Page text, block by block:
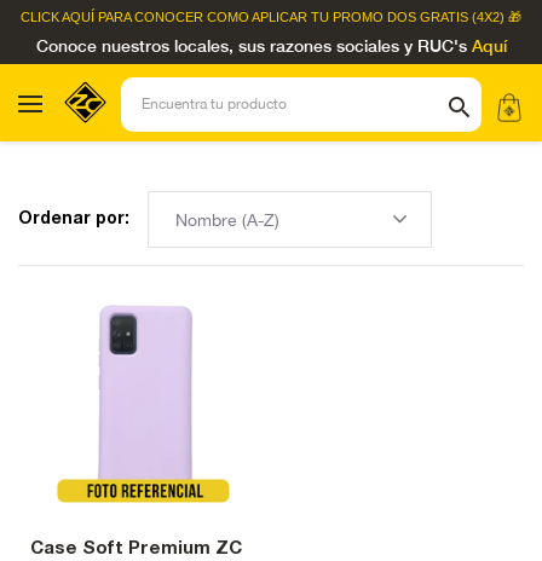
CLICK AQUÍ PARA CONOCER COMO APLICAR TU PROMO DOS GRATIS (4X2) 🎁
Conoce nuestros locales, sus razones sociales y RUC's Aquí
Ordenar por:
Case Soft Premium ZC